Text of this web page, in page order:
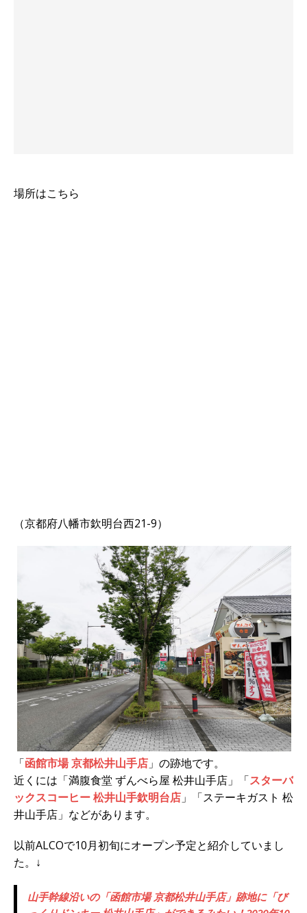
場所はこちら
（京都府八幡市欽明台西21-9）
「函館市場 京都松井山手店」の跡地です。
近くには「満腹食堂 ずんべら屋 松井山手店」「スターバ
ックスコーヒー 松井山手欽明台店」「ステーキガスト 松
井山手店」などがあります。
以前ALCOで10月初旬にオープン予定と紹介していまし
た。↓
山手幹線沿いの「函館市場 京都松井山手店」跡地に「び